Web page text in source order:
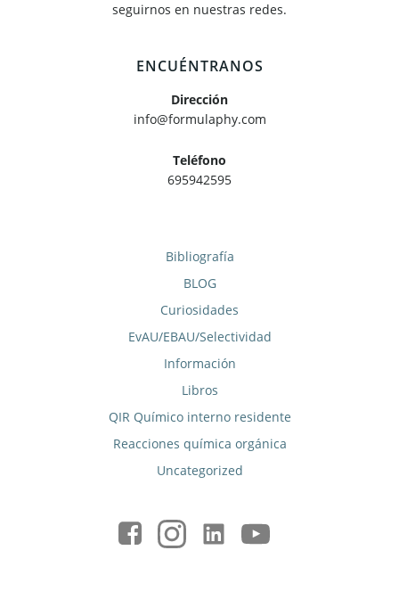
seguirnos en nuestras redes.
ENCUÉNTRANOS
Dirección
info@formulaphy.com
Teléfono
695942595
Bibliografía
BLOG
Curiosidades
EvAU/EBAU/Selectividad
Información
Libros
QIR Químico interno residente
Reacciones química orgánica
Uncategorized